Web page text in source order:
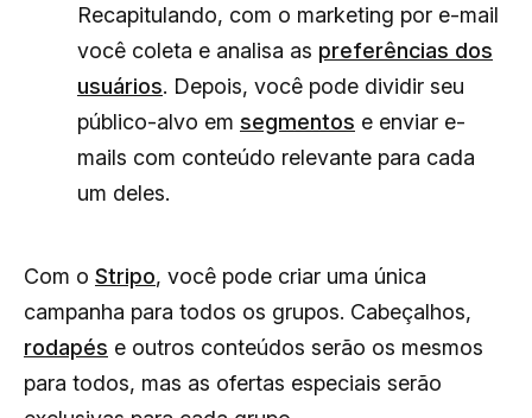
Recapitulando, com o marketing por e-mail
você coleta e analisa as preferências dos
usuários. Depois, você pode dividir seu
público-alvo em segmentos e enviar e-
mails com conteúdo relevante para cada
um deles.
Com o Stripo, você pode criar uma única
campanha para todos os grupos. Cabeçalhos,
rodapés e outros conteúdos serão os mesmos
para todos, mas as ofertas especiais serão